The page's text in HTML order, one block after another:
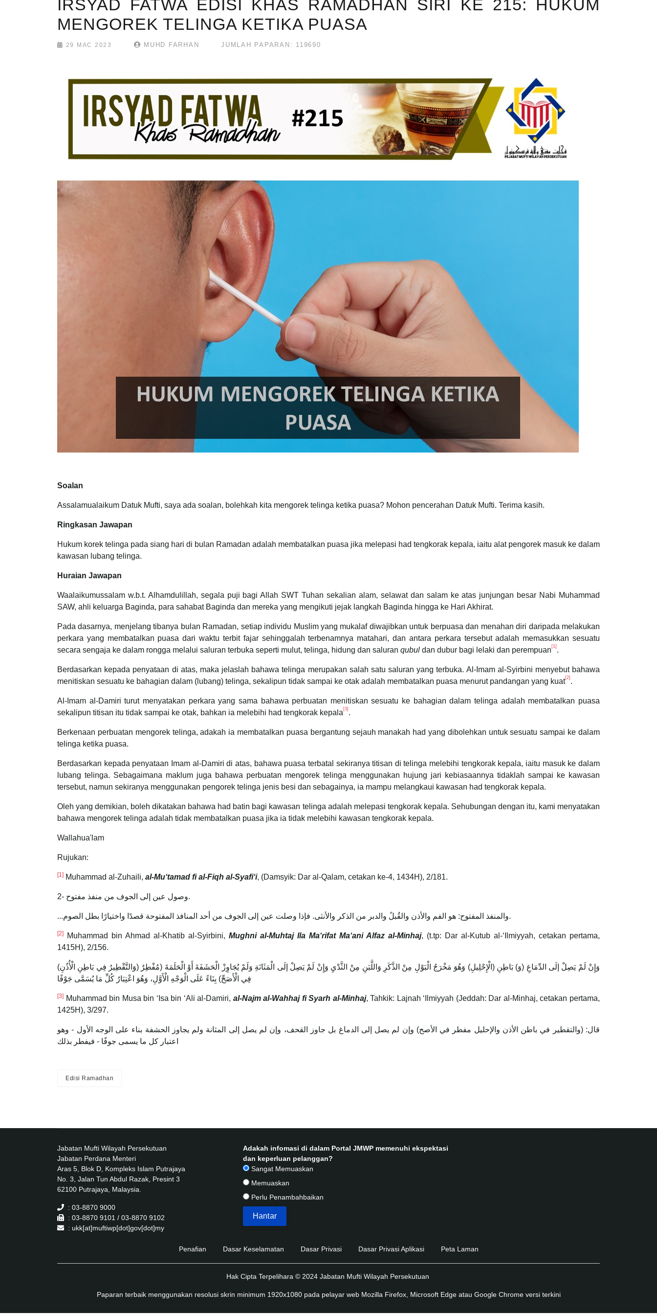
IRSYAD FATWA EDISI KHAS RAMADHAN SIRI KE 215: HUKUM
MENGOREK TELINGA KETIKA PUASA
29 MAC 2023 MUHD FARHAN JUMLAH PAPARAN: 119690
Soalan
Assalamualaikum Datuk Mufti, saya ada soalan, bolehkah kita mengorek telinga ketika puasa? Mohon pencerahan Datuk Mufti. Terima kasih.
Ringkasan Jawapan
Hukum korek telinga pada siang hari di bulan Ramadan adalah membatalkan puasa jika melepasi had tengkorak kepala, iaitu alat pengorek masuk ke dalam
kawasan lubang telinga.
Huraian Jawapan
Waalaikumussalam w.b.t. Alhamdulillah, segala puji bagi Allah SWT Tuhan sekalian alam, selawat dan salam ke atas junjungan besar Nabi Muhammad
SAW, ahli keluarga Baginda, para sahabat Baginda dan mereka yang mengikuti jejak langkah Baginda hingga ke Hari Akhirat.
Pada dasarnya, menjelang tibanya bulan Ramadan, setiap individu Muslim yang mukalaf diwajibkan untuk berpuasa dan menahan diri daripada melakukan
perkara yang membatalkan puasa dari waktu terbit fajar sehinggalah terbenamnya matahari, dan antara perkara tersebut adalah memasukkan sesuatu
secara sengaja ke dalam rongga melalui saluran terbuka seperti mulut, telinga, hidung dan saluran qubul dan dubur bagi lelaki dan perempuan [1] .
Berdasarkan kepada penyataan di atas, maka jelaslah bahawa telinga merupakan salah satu saluran yang terbuka. Al-Imam al-Syirbini menyebut bahawa
menitiskan sesuatu ke bahagian dalam (lubang) telinga, sekalipun tidak sampai ke otak adalah membatalkan puasa menurut pandangan yang kuat[2] .
Al-Imam al-Damiri turut menyatakan perkara yang sama bahawa perbuatan menitiskan sesuatu ke bahagian dalam telinga adalah membatalkan puasa
sekalipun titisan itu tidak sampai ke otak, bahkan ia melebihi had tengkorak kepala [3] .
Berkenaan perbuatan mengorek telinga, adakah ia membatalkan puasa bergantung sejauh manakah had yang dibolehkan untuk sesuatu sampai ke dalam
telinga ketika puasa.
Berdasarkan kepada penyataan Imam al-Damiri di atas, bahawa puasa terbatal sekiranya titisan di telinga melebihi tengkorak kepala, iaitu masuk ke dalam
lubang telinga. Sebagaimana maklum juga bahawa perbuatan mengorek telinga menggunakan hujung jari kebiasaannya tidaklah sampai ke kawasan
tersebut, namun sekiranya menggunakan pengorek telinga jenis besi dan sebagainya, ia mampu melangkaui kawasan had tengkorak kepala.
Oleh yang demikian, boleh dikatakan bahawa had batin bagi kawasan telinga adalah melepasi tengkorak kepala. Sehubungan dengan itu, kami menyatakan
bahawa mengorek telinga adalah tidak membatalkan puasa jika ia tidak melebihi kawasan tengkorak kepala.
Wallahua'lam
Rujukan:
[1] Muhammad al-Zuhaili, al-Mu‘tamad fi al-Fiqh al-Syafi‘i, (Damsyik: Dar al-Qalam, cetakan ke-4, 1434H), 2/181.
2- وصول عين إلى الجوف من منفذ مفتوح.
...والمنفذ المفتوح: هو الفم والأذن والقُبلً والدبر من الذكر والأنثى. فإذا وصلت عين إلى الجوف من أحد المنافذ المفتوحة قصدًا واختيارًا بطل الصوم.
[2] Muhammad bin Ahmad al-Khatib al-Syirbini, Mughni al-Muhtaj Ila Ma‘rifat Ma‘ani Alfaz al-Minhaj, (t.tp: Dar al-Kutub al-‘Ilmiyyah, cetakan pertama,
1415H), 2/156.
(وَالتَّقْطِيرُ فِي بَاطِنِ الْأُذُنِ) وَإِنْ لَمْ يَصِلْ إلَى الدِّمَاغِ (وَ) بَاطِنِ (الْإِحْلِيلِ) وَهُوَ مَخْرَجُ الْبَوْلِ مِنْ الذَّكَرِ وَاللَّبَنِ مِنْ الثَّدْيِ وَإِنْ لَمْ يَصِلْ إلَى الْمَثَانَةِ وَلَمْ يُجَاوِزْ الْحَشَفَةَ أَوْ الْحَلَمَةَ (مُفْطِرٌ
فِي الْأَصَحِّ) بِنَاءً عَلَى الْوَجْهِ الْأَوَّلِ، وَهُوَ اعْتِبَارُ كُلِّ مَا يُسَمَّى جَوْفًا
[3] Muhammad bin Musa bin ‘Isa bin ‘Ali al-Damiri, al-Najm al-Wahhaj fi Syarh al-Minhaj, Tahkik: Lajnah ‘Ilmiyyah (Jeddah: Dar al-Minhaj, cetakan pertama,
1425H), 3/297.
قال: (والتقطير في باطن الأذن والإحليل مفطر في الأصح) وإن لم يصل إلى الدماغ بل جاوز القحف، وإن لم يصل إلى المثانة ولم يجاوز الحشفة بناء على الوجه الأول - وهو
اعتبار كل ما يسمى جوفًا - فيفطر بذلك
Edisi Ramadhan
Jabatan Mufti Wilayah Persekutuan
Jabatan Perdana Menteri
Aras 5, Blok D, Kompleks Islam Putrajaya
No. 3, Jalan Tun Abdul Razak, Presint 3
62100 Putrajaya, Malaysia.
: 03-8870 9000
: 03-8870 9101 / 03-8870 9102
: ukk[at]muftiwp[dot]gov[dot]my
Adakah infomasi di dalam Portal JMWP memenuhi ekspektasi
dan keperluan pelanggan?
Sangat Memuaskan
Memuaskan
Perlu Penambahbaikan
Penafian Dasar Keselamatan Dasar Privasi Dasar Privasi Aplikasi Peta Laman
Hak Cipta Terpelihara © 2024 Jabatan Mufti Wilayah Persekutuan
Paparan terbaik menggunakan resolusi skrin minimum 1920x1080 pada pelayar web Mozilla Firefox, Microsoft Edge atau Google Chrome versi terkini